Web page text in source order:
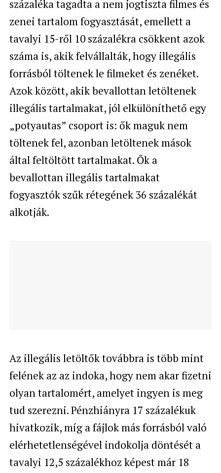
százaléka tagadta a nem jogtiszta filmes és
zenei tartalom fogyasztását, emellett a
tavalyi 15-ről 10 százalékra csökkent azok
száma is, akik felvállalták, hogy illegális
forrásból töltenek le filmeket és zenéket.
Azok között, akik bevallottan letöltenek
illegális tartalmakat, jól elkülöníthető egy
„potyautas” csoport is: ők maguk nem
töltenek fel, azonban letöltenek mások
által feltöltött tartalmakat. Ők a
bevallottan illegális tartalmakat
fogyasztók szűk rétegének 36 százalékát
alkotják.
Az illegális letöltők továbbra is több mint
felének az az indoka, hogy nem akar fizetni
olyan tartalomért, amelyet ingyen is meg
tud szerezni. Pénzhiányra 17 százalékuk
hivatkozik, míg a fájlok más forrásból való
elérhetetlenségével indokolja döntését a
tavalyi 12,5 százalékhoz képest már 18